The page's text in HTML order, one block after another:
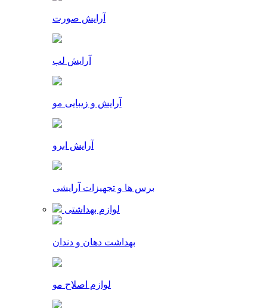
آرایش صورت
آرایش لب
آرایش و زیبایی مو
آرایش ابرو
برس ها و تجهیزات آرایشی
لوازم بهداشتی
بهداشت دهان و دندان
لوازم اصلاح مو